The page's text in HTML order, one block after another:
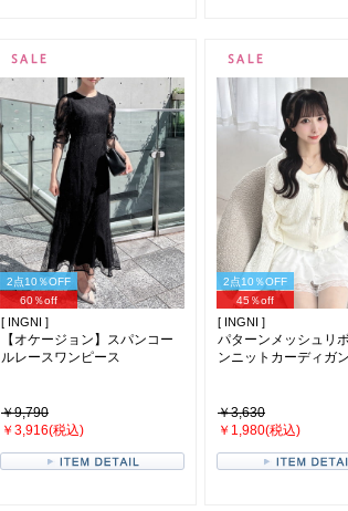
2点10％OFF
60％off
[ INGNI ]
【オケージョン】スパンコー
ルレースワンピース
￥9,790
￥3,916(税込)
2点10％OFF
45％off
[ INGNI ]
パターンメッシュリ
ンニットカーディガン
￥3,630
￥1,980(税込)